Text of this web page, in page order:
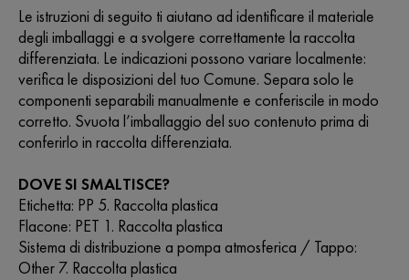
Le istruzioni di seguito ti aiutano ad identificare il materiale
degli imballaggi e a svolgere correttamente la raccolta
differenziata. Le indicazioni possono variare localmente:
verifica le disposizioni del tuo Comune. Separa solo le
componenti separabili manualmente e conferiscile in modo
corretto. Svuota l’imballaggio del suo contenuto prima di
conferirlo in raccolta differenziata.
DOVE SI SMALTISCE?
Etichetta: PP 5. Raccolta plastica
Flacone: PET 1. Raccolta plastica
Sistema di distribuzione a pompa atmosferica / Tappo:
Other 7. Raccolta plastica